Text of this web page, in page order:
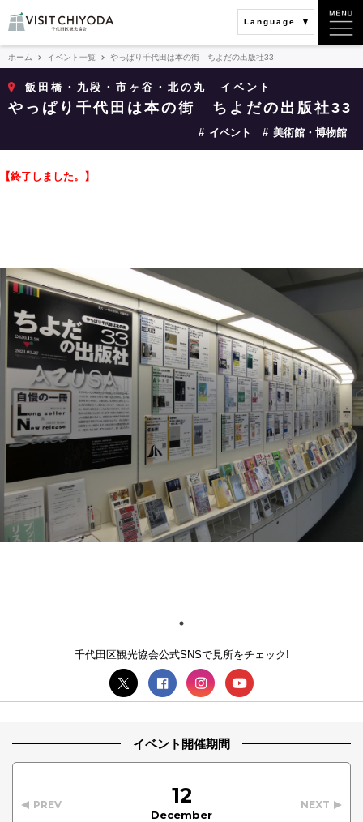
Language
ホーム イベント一覧 やっぱり千代田は本の街 ちよだの出版社33
飯田橋・九段・市ヶ谷・北の丸 イベント
やっぱり千代田は本の街 ちよだの出版社33
イベント 美術館・博物館
【終了しました。】
千代田区観光協会公式SNSで見所をチェック!
イベント開催期間
PREV 12
December
NEXT